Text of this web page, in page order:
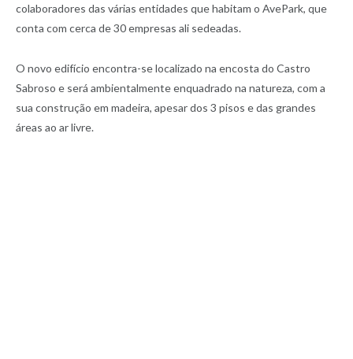
colaboradores das várias entidades que habitam o AvePark, que
conta com cerca de 30 empresas ali sedeadas.
O novo edifício encontra-se localizado na encosta do Castro
Sabroso e será ambientalmente enquadrado na natureza, com a
sua construção em madeira, apesar dos 3 pisos e das grandes
áreas ao ar livre.